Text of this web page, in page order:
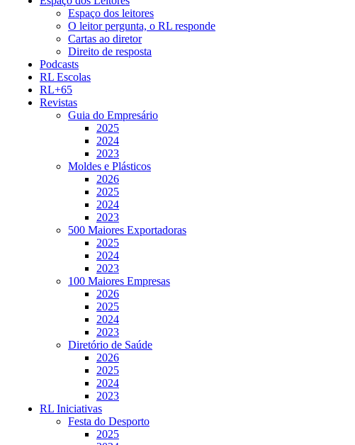
Espaço dos leitores
O leitor pergunta, o RL responde
Cartas ao diretor
Direito de resposta
Podcasts
RL Escolas
RL+65
Revistas
Guia do Empresário
2025
2024
2023
Moldes e Plásticos
2026
2025
2024
2023
500 Maiores Exportadoras
2025
2024
2023
100 Maiores Empresas
2026
2025
2024
2023
Diretório de Saúde
2026
2025
2024
2023
RL Iniciativas
Festa do Desporto
2025